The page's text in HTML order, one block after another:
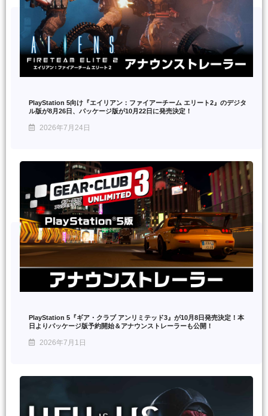
PlayStation 5向け『エイリアン：ファイアーチーム エリート2』のデジタ
ル版が8月26日、パッケージ版が10月22日に発売決定！
2026年7月24日
PlayStation 5『ギア・クラブ アンリミテッド3』が10月8日発売決定！本
日よりパッケージ版予約開始＆アナウンストレーラーも公開！
2026年7月1日